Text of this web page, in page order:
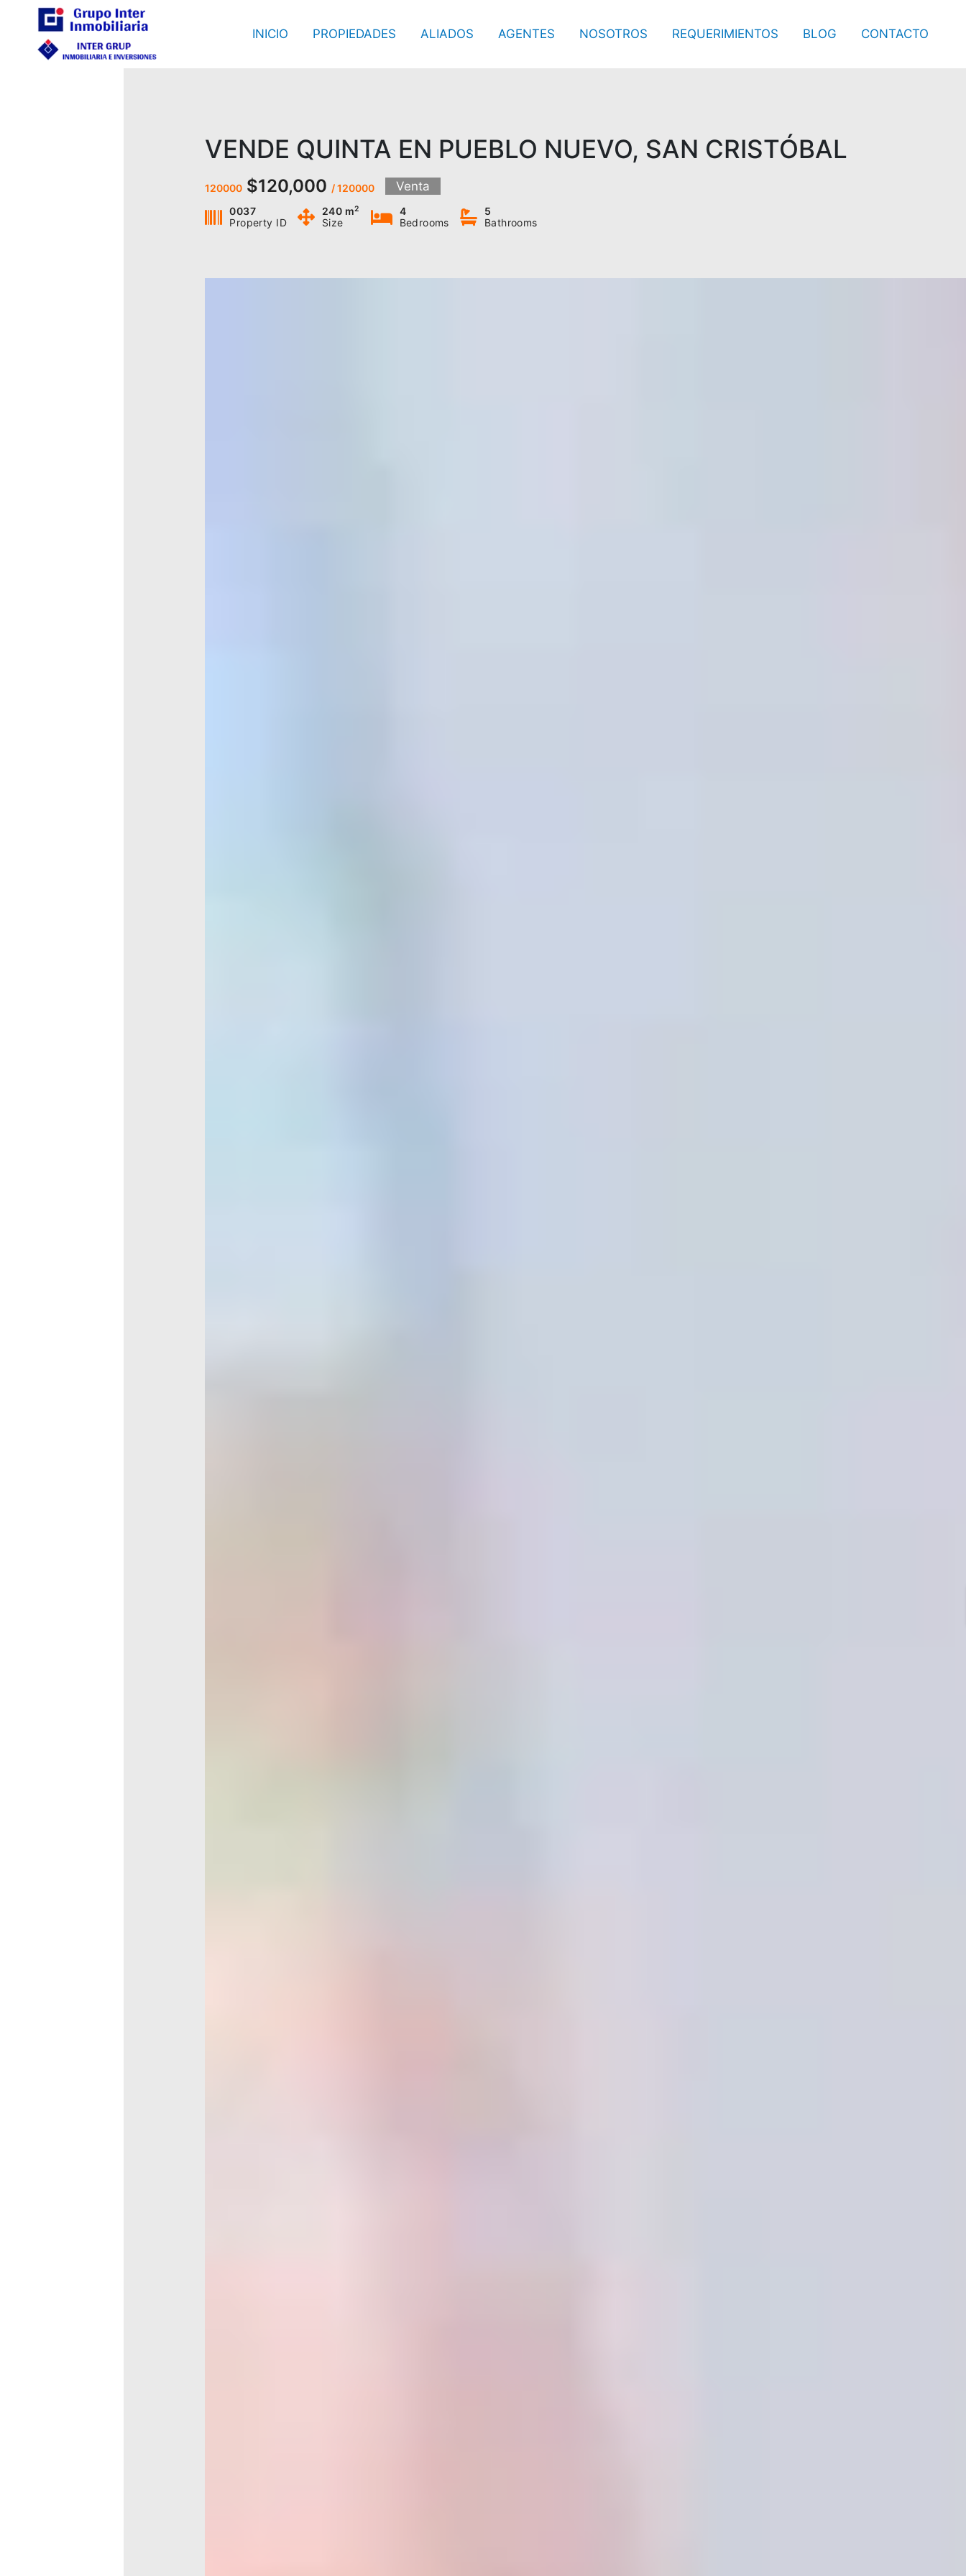
contenido
INICIO PROPIEDADES ALIADOS AGENTES NOSOTROS REQUERIMIENTOS BLOG CONTACTO
VENDE QUINTA EN PUEBLO NUEVO, SAN CRISTÓBAL
120000 $120,000 / 120000 Venta
0037
Property ID
240 m2
Size
4
Bedrooms
5
Bathrooms